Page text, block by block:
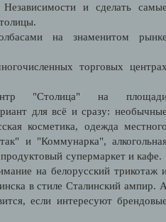
и сделать
на знаменитом
торговых
"Столица" на
для всё и сразу:
косметика, одежда
и "Коммунарка",
супермаркет и
на белорусский трикотаж
в стиле Сталинский ампир.
если интересуют